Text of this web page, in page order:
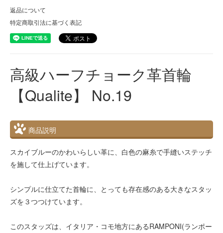
返品について
特定商取引法に基づく表記
高級ハーフチョーク革首輪
【Qualite】 No.19
商品説明
スカイブルーのかわいらしい革に、白色の麻糸で手縫いステッチ
を施して仕上げています。
シンプルに仕立てた首輪に、とっても存在感のある大きなスタッ
ズを３つつけています。
このスタッズは、イタリア・コモ地方にあるRAMPONI(ランポー